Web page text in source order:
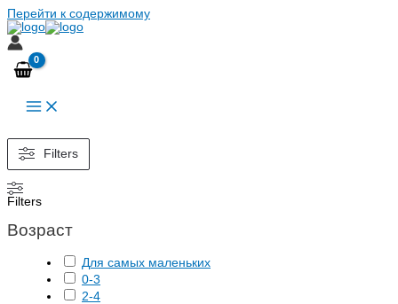
Перейти к содержимому
Filters
Filters
Возраст
Для самых маленьких
0-3
2-4